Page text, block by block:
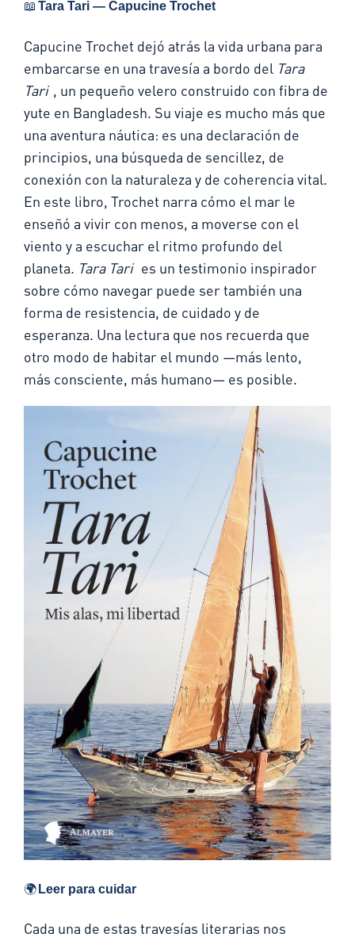
📖 Tara Tari — Capucine Trochet
Capucine Trochet dejó atrás la vida urbana para
embarcarse en una travesía a bordo del Tara
Tari , un pequeño velero construido con fibra de
yute en Bangladesh. Su viaje es mucho más que
una aventura náutica: es una declaración de
principios, una búsqueda de sencillez, de
conexión con la naturaleza y de coherencia vital.
En este libro, Trochet narra cómo el mar le
enseñó a vivir con menos, a moverse con el
viento y a escuchar el ritmo profundo del
planeta. Tara Tari es un testimonio inspirador
sobre cómo navegar puede ser también una
forma de resistencia, de cuidado y de
esperanza. Una lectura que nos recuerda que
otro modo de habitar el mundo —más lento,
más consciente, más humano— es posible.
🌍 Leer para cuidar
Cada una de estas travesías literarias nos